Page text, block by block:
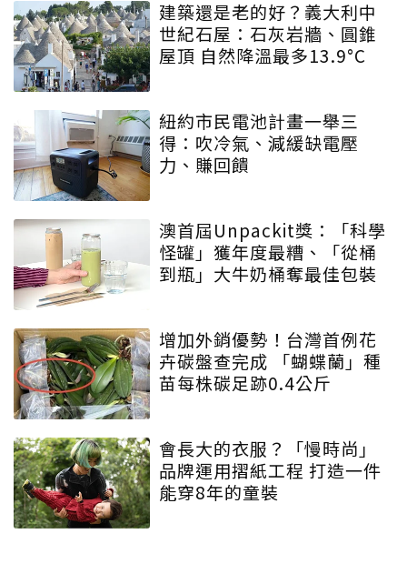
建築還是老的好？義大利中
世紀石屋：石灰岩牆、圓錐
屋頂 自然降溫最多13.9°C
紐約市民電池計畫一舉三
得：吹冷氣、減緩缺電壓
力、賺回饋
澳首屆Unpackit獎：「科學
怪罐」獲年度最糟、「從桶
到瓶」大牛奶桶奪最佳包裝
增加外銷優勢！台灣首例花
卉碳盤查完成 「蝴蝶蘭」種
苗每株碳足跡0.4公斤
會長大的衣服？「慢時尚」
品牌運用摺紙工程 打造一件
能穿8年的童裝